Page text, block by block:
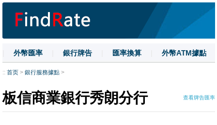
外幣匯率 銀行牌告 匯率換算 外幣ATM據點
| 名詞解釋 | 換匯技巧
:: 首页 > 銀行服務據點 >
板信商業銀行秀朗分行 查看牌告匯率